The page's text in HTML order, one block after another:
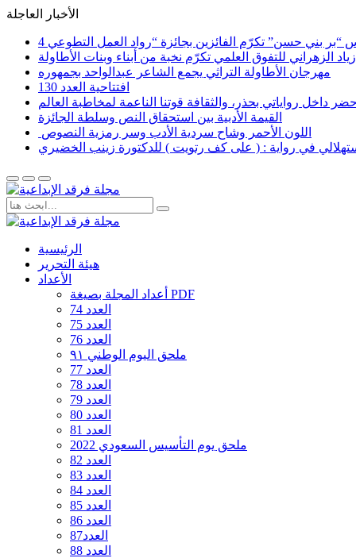
الأخبار العاجلة
الزهراني للتفوق العلمي تكرّم نخبة من أبناء وبنات الأطاولة
مهرجان الأطاولة التراثي يجمع الشاعر عبدالواحد بجمهوره
افتتاحية العدد 130
القيمة الأدبية بين استحقاق النص وسلطة الجائزة
​ اللون الأحمر وشاح سردية الأدب وسر رمزية النصوص
في رواية : ( على كف رتويت ) للدكتورة زينب الخضيري
الرئيسية
هيئة التحرير
الأعداد
أعداد المجلة بصيغة PDF
العدد 74
العدد 75
العدد 76
ملحق اليوم الوطني ٩١
العدد 77
العدد 78
العدد 79
العدد 80
العدد 81
ملحق يوم التأسيس السعودي 2022
العدد 82
العدد 83
العدد 84
العدد 85
العدد 86
العدد87
العدد 88